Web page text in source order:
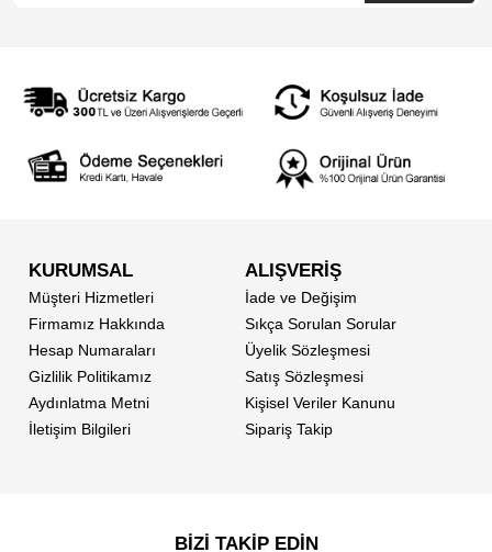
KURUMSAL
Müşteri Hizmetleri
Firmamız Hakkında
Hesap Numaraları
Gizlilik Politikamız
Aydınlatma Metni
İletişim Bilgileri
ALIŞVERİŞ
İade ve Değişim
Sıkça Sorulan Sorular
Üyelik Sözleşmesi
Satış Sözleşmesi
Kişisel Veriler Kanunu
Sipariş Takip
BİZİ TAKİP EDİN